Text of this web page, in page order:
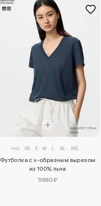
XXS XS S M L XL XXL
Футболка с v-образным вырезом
из 100% льна
5880 ₽